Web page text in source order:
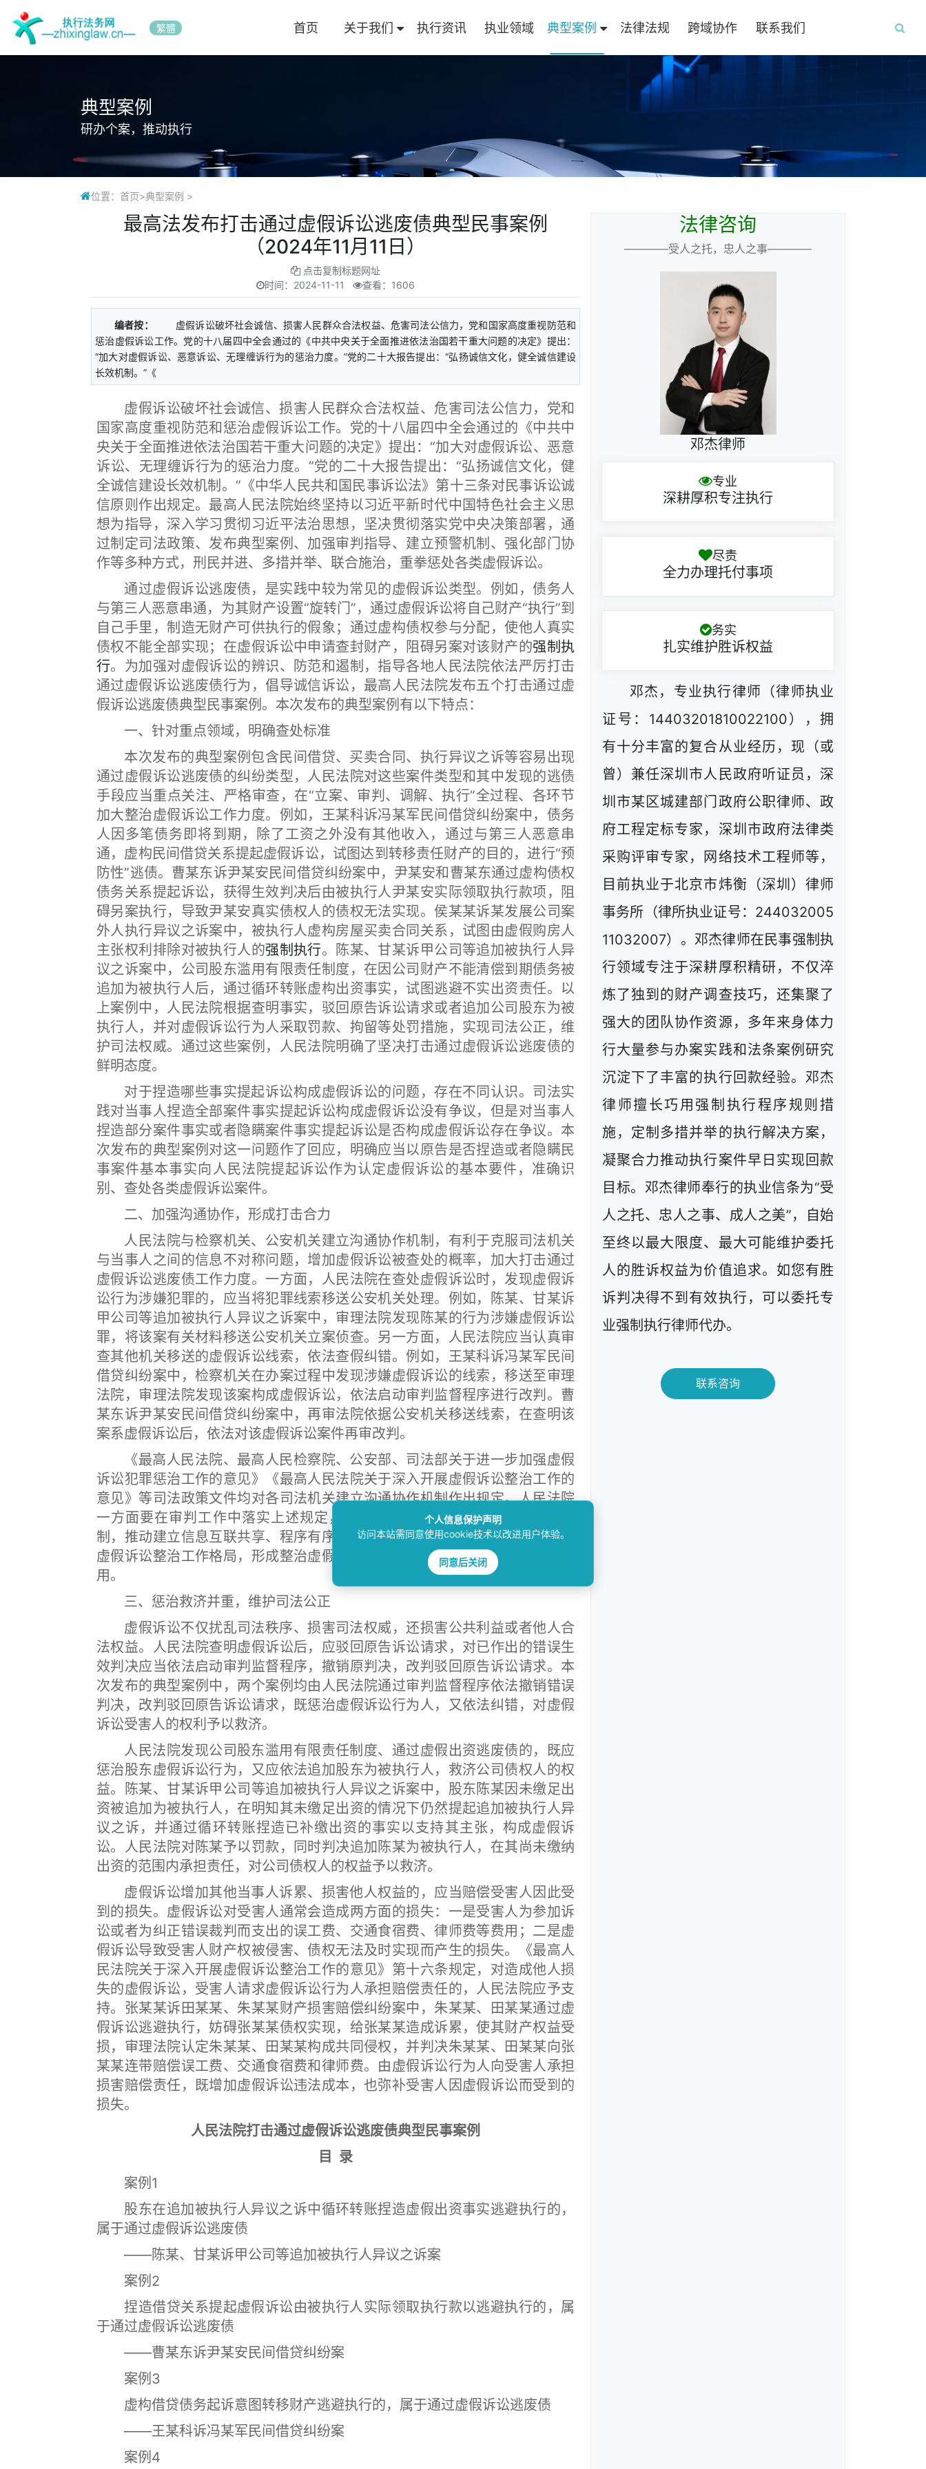
繁體 首页 关于我们 执行资讯 执业领域 典型案例 法律法规 跨域协作 联系我们
典型案例
研办个案，推动执行
位置： 首页>典型案例 >
最高法发布打击通过虚假诉讼逃废债典型民事案例
（2024年11月11日）
点击复制标题网址
时间： 2024-11-11 查看：1606
编者按：
虚假诉讼破坏社会诚信、损害人民群众合法权益、危害司法公信力，党和国家高度重视防范和
惩治虚假诉讼工作。党的十八届四中全会通过的《中共中央关于全面推进依法治国若干重大问题的决定》提出：
“加大对虚假诉讼、恶意诉讼、无理缠诉行为的惩治力度。”党的二十大报告提出：“弘扬诚信文化，健全诚信建设
长效机制。”《
虚假诉讼破坏社会诚信、损害人民群众合法权益、危害司法公信力，党和
国家高度重视防范和惩治虚假诉讼工作。党的十八届四中全会通过的《中共中
央关于全面推进依法治国若干重大问题的决定》提出：“加大对虚假诉讼、恶意
诉讼、无理缠诉行为的惩治力度。”党的二十大报告提出：“弘扬诚信文化，健
全诚信建设长效机制。”《中华人民共和国民事诉讼法》第十三条对民事诉讼诚
信原则作出规定。最高人民法院始终坚持以习近平新时代中国特色社会主义思
想为指导，深入学习贯彻习近平法治思想，坚决贯彻落实党中央决策部署，通
过制定司法政策、发布典型案例、加强审判指导、建立预警机制、强化部门协
作等多种方式，刑民并进、多措并举、联合施治，重拳惩处各类虚假诉讼。
通过虚假诉讼逃废债，是实践中较为常见的虚假诉讼类型。例如，债务人
与第三人恶意串通，为其财产设置“旋转门”，通过虚假诉讼将自己财产“执行”到
自己手里，制造无财产可供执行的假象；通过虚构债权参与分配，使他人真实
债权不能全部实现；在虚假诉讼中申请查封财产，阻碍另案对该财产的强制执
行。为加强对虚假诉讼的辨识、防范和遏制，指导各地人民法院依法严厉打击
通过虚假诉讼逃废债行为，倡导诚信诉讼，最高人民法院发布五个打击通过虚
假诉讼逃废债典型民事案例。本次发布的典型案例有以下特点：
一、针对重点领域，明确查处标准
本次发布的典型案例包含民间借贷、买卖合同、执行异议之诉等容易出现
通过虚假诉讼逃废债的纠纷类型，人民法院对这些案件类型和其中发现的逃债
手段应当重点关注、严格审查，在“立案、审判、调解、执行”全过程、各环节
加大整治虚假诉讼工作力度。例如，王某科诉冯某军民间借贷纠纷案中，债务
人因多笔债务即将到期，除了工资之外没有其他收入，通过与第三人恶意串
通，虚构民间借贷关系提起虚假诉讼，试图达到转移责任财产的目的，进行“预
防性”逃债。曹某东诉尹某安民间借贷纠纷案中，尹某安和曹某东通过虚构债权
债务关系提起诉讼，获得生效判决后由被执行人尹某安实际领取执行款项，阻
碍另案执行，导致尹某安真实债权人的债权无法实现。侯某某诉某发展公司案
外人执行异议之诉案中，被执行人虚构房屋买卖合同关系，试图由虚假购房人
主张权利排除对被执行人的强制执行。陈某、甘某诉甲公司等追加被执行人异
议之诉案中，公司股东滥用有限责任制度，在因公司财产不能清偿到期债务被
追加为被执行人后，通过循环转账虚构出资事实，试图逃避不实出资责任。以
上案例中，人民法院根据查明事实，驳回原告诉讼请求或者追加公司股东为被
执行人，并对虚假诉讼行为人采取罚款、拘留等处罚措施，实现司法公正，维
护司法权威。通过这些案例，人民法院明确了坚决打击通过虚假诉讼逃废债的
鲜明态度。
对于捏造哪些事实提起诉讼构成虚假诉讼的问题，存在不同认识。司法实
践对当事人捏造全部案件事实提起诉讼构成虚假诉讼没有争议，但是对当事人
捏造部分案件事实或者隐瞒案件事实提起诉讼是否构成虚假诉讼存在争议。本
次发布的典型案例对这一问题作了回应，明确应当以原告是否捏造或者隐瞒民
事案件基本事实向人民法院提起诉讼作为认定虚假诉讼的基本要件，准确识
别、查处各类虚假诉讼案件。
二、加强沟通协作，形成打击合力
人民法院与检察机关、公安机关建立沟通协作机制，有利于克服司法机关
与当事人之间的信息不对称问题，增加虚假诉讼被查处的概率，加大打击通过
虚假诉讼逃废债工作力度。一方面，人民法院在查处虚假诉讼时，发现虚假诉
讼行为涉嫌犯罪的，应当将犯罪线索移送公安机关处理。例如，陈某、甘某诉
甲公司等追加被执行人异议之诉案中，审理法院发现陈某的行为涉嫌虚假诉讼
罪，将该案有关材料移送公安机关立案侦查。另一方面，人民法院应当认真审
查其他机关移送的虚假诉讼线索，依法查假纠错。例如，王某科诉冯某军民间
借贷纠纷案中，检察机关在办案过程中发现涉嫌虚假诉讼的线索，移送至审理
法院，审理法院发现该案构成虚假诉讼，依法启动审判监督程序进行改判。曹
某东诉尹某安民间借贷纠纷案中，再审法院依据公安机关移送线索，在查明该
案系虚假诉讼后，依法对该虚假诉讼案件再审改判。
《最高人民法院、最高人民检察院、公安部、司法部关于进一步加强虚假
诉讼犯罪惩治工作的意见》《最高人民法院关于深入开展虚假诉讼整治工作的
意见》等司法政策文件均对各司法机关建立沟通协作机制作出规定。人民法院
一方面要在审判工作中落实上述规定，另一方面要不断探索完善沟通协作机
制，推动建立信息互联共享、程序有序衔接、整治协调配合、制度共商共建的
虚假诉讼整治工作格局，形成整治虚假诉讼的合力，确保司法公器不被恶意利
用。
三、惩治救济并重，维护司法公正
虚假诉讼不仅扰乱司法秩序、损害司法权威，还损害公共利益或者他人合
法权益。人民法院查明虚假诉讼后，应驳回原告诉讼请求，对已作出的错误生
效判决应当依法启动审判监督程序，撤销原判决，改判驳回原告诉讼请求。本
次发布的典型案例中，两个案例均由人民法院通过审判监督程序依法撤销错误
判决，改判驳回原告诉讼请求，既惩治虚假诉讼行为人，又依法纠错，对虚假
诉讼受害人的权利予以救济。
人民法院发现公司股东滥用有限责任制度、通过虚假出资逃废债的，既应
惩治股东虚假诉讼行为，又应依法追加股东为被执行人，救济公司债权人的权
益。陈某、甘某诉甲公司等追加被执行人异议之诉案中，股东陈某因未缴足出
资被追加为被执行人，在明知其未缴足出资的情况下仍然提起追加被执行人异
议之诉，并通过循环转账捏造已补缴出资的事实以支持其主张，构成虚假诉
讼。人民法院对陈某予以罚款，同时判决追加陈某为被执行人，在其尚未缴纳
出资的范围内承担责任，对公司债权人的权益予以救济。
虚假诉讼增加其他当事人诉累、损害他人权益的，应当赔偿受害人因此受
到的损失。虚假诉讼对受害人通常会造成两方面的损失：一是受害人为参加诉
讼或者为纠正错误裁判而支出的误工费、交通食宿费、律师费等费用；二是虚
假诉讼导致受害人财产权被侵害、债权无法及时实现而产生的损失。《最高人
民法院关于深入开展虚假诉讼整治工作的意见》第十六条规定，对造成他人损
失的虚假诉讼，受害人请求虚假诉讼行为人承担赔偿责任的，人民法院应予支
持。张某某诉田某某、朱某某财产损害赔偿纠纷案中，朱某某、田某某通过虚
假诉讼逃避执行，妨碍张某某债权实现，给张某某造成诉累，使其财产权益受
损，审理法院认定朱某某、田某某构成共同侵权，并判决朱某某、田某某向张
某某连带赔偿误工费、交通食宿费和律师费。由虚假诉讼行为人向受害人承担
损害赔偿责任，既增加虚假诉讼违法成本，也弥补受害人因虚假诉讼而受到的
损失。
人民法院打击通过虚假诉讼逃废债典型民事案例
目 录
案例1
股东在追加被执行人异议之诉中循环转账捏造虚假出资事实逃避执行的，
属于通过虚假诉讼逃废债
——陈某、甘某诉甲公司等追加被执行人异议之诉案
案例2
捏造借贷关系提起虚假诉讼由被执行人实际领取执行款以逃避执行的，属
于通过虚假诉讼逃废债
——曹某东诉尹某安民间借贷纠纷案
案例3
虚构借贷债务起诉意图转移财产逃避执行的，属于通过虚假诉讼逃废债
——王某科诉冯某军民间借贷纠纷案
案例4
法律咨询
————受人之托，忠人之事————
邓杰律师
专业
深耕厚积专注执行
尽责
全力办理托付事项
务实
扎实维护胜诉权益
邓杰，专业执行律师（律师执业
证号：14403201810022100），拥
有十分丰富的复合从业经历，现（或
曾）兼任深圳市人民政府听证员，深
圳市某区城建部门政府公职律师、政
府工程定标专家，深圳市政府法律类
采购评审专家，网络技术工程师等，
目前执业于北京市炜衡（深圳）律师
事务所（律所执业证号：244032005
11032007）。邓杰律师在民事强制执
行领域专注于深耕厚积精研，不仅淬
炼了独到的财产调查技巧，还集聚了
强大的团队协作资源，多年来身体力
行大量参与办案实践和法条案例研究
沉淀下了丰富的执行回款经验。邓杰
律师擅长巧用强制执行程序规则措
施，定制多措并举的执行解决方案，
凝聚合力推动执行案件早日实现回款
目标。邓杰律师奉行的执业信条为“受
人之托、忠人之事、成人之美”，自始
至终以最大限度、最大可能维护委托
人的胜诉权益为价值追求。如您有胜
诉判决得不到有效执行，可以委托专
业强制执行律师代办。
联系咨询
个人信息保护声明
访问本站需同意使用cookie技术以改进用户体验。
同意后关闭